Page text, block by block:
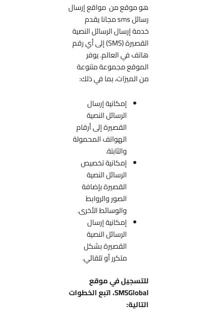
هو موقع من مواقع إرسال
رسائل sms مجانا يقدم
خدمة إرسال الرسائل النصية
القصيرة (SMS) إلى أي رقم
هاتف في العالم. يوفر
الموقع مجموعة متنوعة
من الميزات، بما في ذلك:
إمكانية إرسال
الرسائل النصية
القصيرة إلى أرقام
الهواتف المحمولة
والثابتة.
إمكانية تخصيص
الرسائل النصية
القصيرة بإضافة
الصور والروابط
والوسائط الأخرى.
إمكانية إرسال
الرسائل النصية
القصيرة بشكل
متكرر أو تلقائي.
للتسجيل في موقع
SMSGlobal، اتبع الخطوات
التالية: